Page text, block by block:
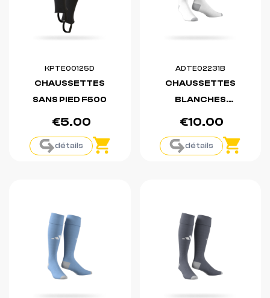
KPTE00125D
CHAUSSETTES
SANS PIED F500
€5.00
détails
ADTE02231B
CHAUSSETTES
BLANCHES
MILANO 23
€10.00
détails